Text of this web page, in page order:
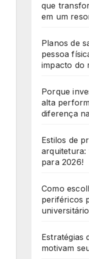
que
em um
Planos de
pessoa
impacto do
Porque
alta
diferença
Estilos de
arquitetura:
para 2026!
Como
periféricos
Estratégias
motivam